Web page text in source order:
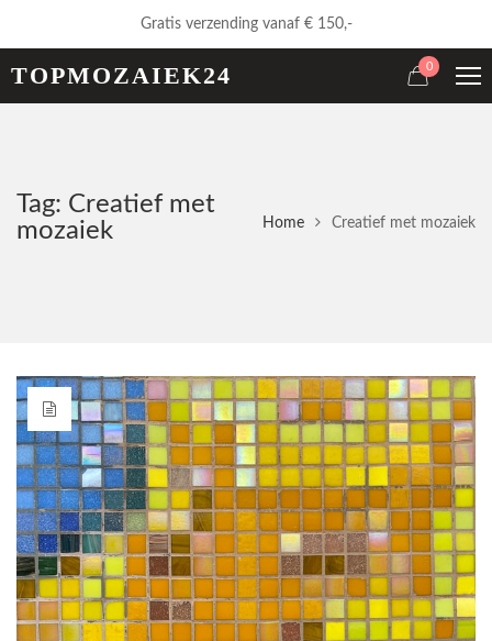
Gratis verzending vanaf € 150,-
TOPMOZAIEK24 0
Tag: Creatief met
mozaiek
Home Creatief met mozaiek